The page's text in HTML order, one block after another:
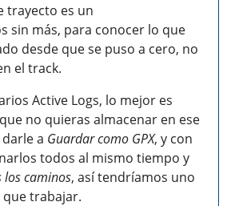
trayecto es un
sin más, para conocer lo que
desde que se puso a cero, no
el track.
Active Logs, lo mejor es
no quieras almacenar en ese
a Guardar como GPX, y con
todos al mismo tiempo y
los caminos, así tendríamos uno
que trabajar.